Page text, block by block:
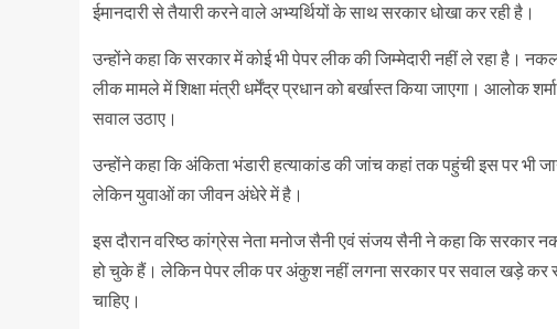
ईमानदारी से तैयारी करने वाले अभ्यर्थियों के साथ सरकार धोखा कर रही है।
उन्होंने कहा कि सरकार में कोई भी पेपर लीक की जिम्मेदारी नहीं ले रहा है।
लीक मामले में शिक्षा मंत्री धर्मेंद्र प्रधान को बर्खास्त किया जाएगा। आलोक
सवाल उठाए।
उन्होंने कहा कि अंकिता भंडारी हत्याकांड की जांच कहां तक पहुंची इस पर भी
लेकिन युवाओं का जीवन अंधेरे में है।
इस दौरान वरिष्ठ कांग्रेस नेता मनोज सैनी एवं संजय सैनी ने कहा कि सरकार
हो चुके हैं। लेकिन पेपर लीक पर अंकुश नहीं लगना सरकार पर सवाल खड़े कर
चाहिए।